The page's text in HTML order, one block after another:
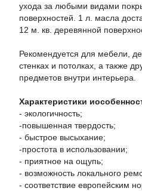
ухода за любыми видами
поверхностей. 1 л. масла
12 м. кв. деревянной
Рекомендуется для мебели,
стенках и потолках, а также
предметов внутри интерьера.
Характеристики
- экологичность;
-повышенная твердость;
- быстрое высыхание;
-простота в использовании;
- приятное на ощупь;
- возможность локального
- соответствие европейским